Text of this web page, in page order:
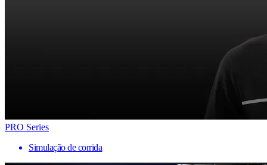
PRO Series
Simulação de corrida